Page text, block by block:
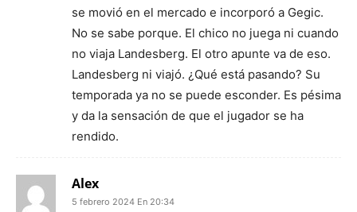
se movió en el mercado e incorporó a Gegic.
No se sabe porque. El chico no juega ni cuando
no viaja Landesberg. El otro apunte va de eso.
Landesberg ni viajó. ¿Qué está pasando? Su
temporada ya no se puede esconder. Es pésima
y da la sensación de que el jugador se ha
rendido.
Alex
5 febrero 2024 En 20:34